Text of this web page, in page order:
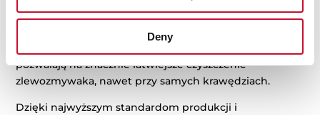
Deny
w klasyczny kuchenny blat i uzyskać wyjątkowo
eleganckie wykończenie. Delikatnie zaokrąglonymi
pozwalają na znacznie łatwiejsze czyszczenie
zlewozmywaka, nawet przy samych krawędziach.
Dzięki najwyższym standardom produkcji i